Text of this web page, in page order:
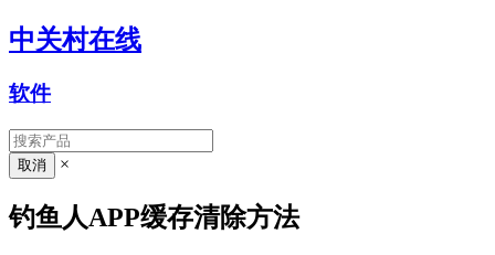
中关村在线
软件
×
钓鱼人APP缓存清除方法